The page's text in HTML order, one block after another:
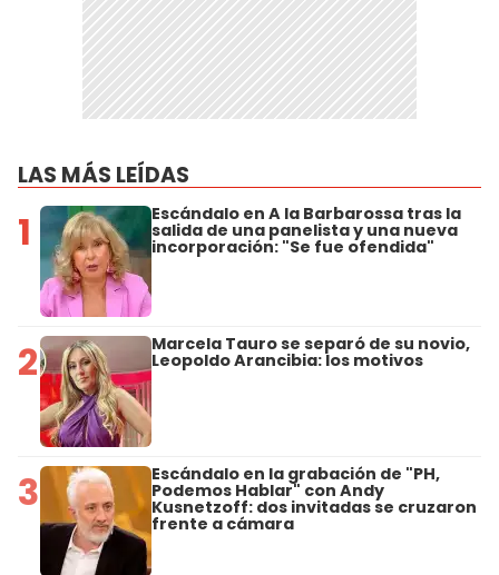
LAS MÁS LEÍDAS
1 Escándalo en A la Barbarossa tras la
salida de una panelista y una nueva
incorporación: "Se fue ofendida"
2 Marcela Tauro se separó de su novio,
Leopoldo Arancibia: los motivos
3 Escándalo en la grabación de "PH,
Podemos Hablar" con Andy
Kusnetzoff: dos invitadas se cruzaron
frente a cámara